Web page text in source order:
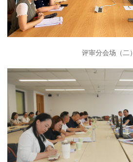
评审分会场（二）